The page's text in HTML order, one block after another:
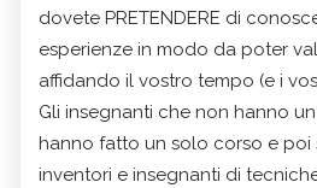
dovete PRETENDERE di
esperienze in modo da poter
affidando il vostro tempo (e i
Gli insegnanti che non hanno
hanno fatto un solo corso e
inventori e insegnanti di